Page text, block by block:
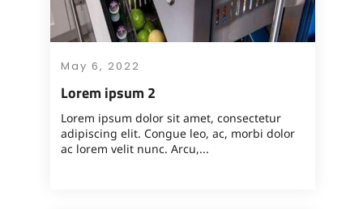
May 6, 2022
Lorem ipsum 2
Lorem ipsum dolor sit amet, consectetur
adipiscing elit. Congue leo, ac, morbi dolor
ac lorem velit nunc. Arcu,...